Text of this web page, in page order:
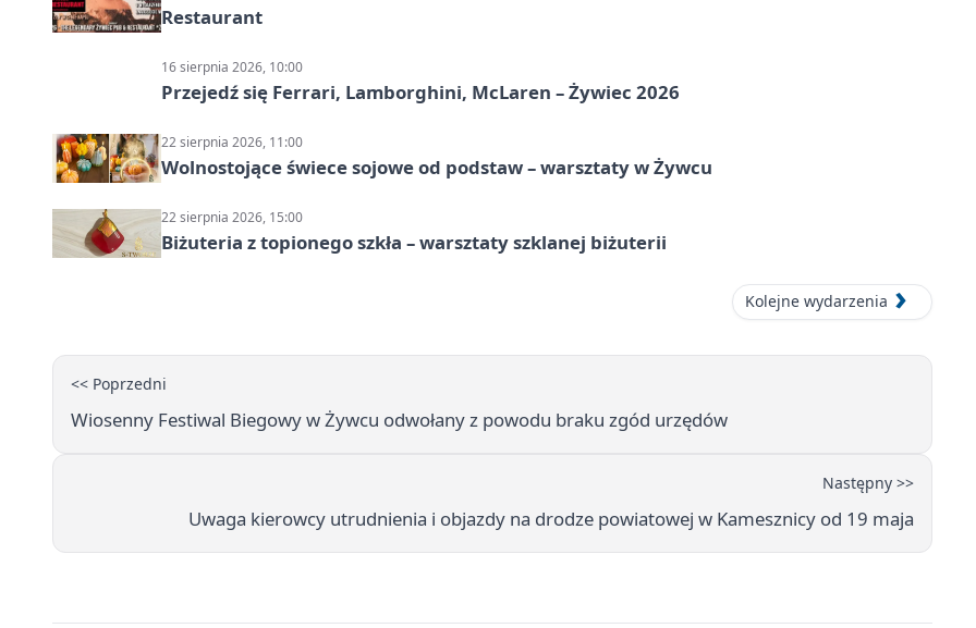
Restaurant
16 sierpnia 2026, 10:00
Przejedź się Ferrari, Lamborghini, McLaren – Żywiec 2026
22 sierpnia 2026, 11:00
Wolnostojące świece sojowe od podstaw – warsztaty w Żywcu
22 sierpnia 2026, 15:00
Biżuteria z topionego szkła – warsztaty szklanej biżuterii
Kolejne wydarzenia
<< Poprzedni
Wiosenny Festiwal Biegowy w Żywcu odwołany z powodu braku zgód urzędów
Następny >>
Uwaga kierowcy utrudnienia i objazdy na drodze powiatowej w Kamesznicy od 19 maja